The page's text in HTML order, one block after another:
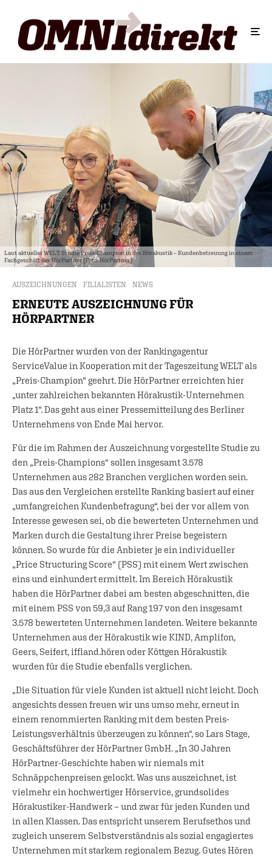
Laut aktueller WELT Studie Preis-Champion in der Hörakustik – Kundenbetreuung in einem
Fachgeschäft der HörPartner (Foto: HörPartner)
AUSZEICHNUNGEN FILIALISTEN NEWS
ERNEUTE AUSZEICHNUNG FÜR
HÖRPARTNER
Die HörPartner wurden von der Rankingagentur
ServiceValue in Kooperation mit der Tageszeitung WELT als
„Preis-Champion“ geehrt. Die HörPartner erreichten hier
„unter zahlreichen bekannten Hörakustik-Unternehmen
Platz 1“. Das geht aus einer Pressemitteilung des Berliner
Unternehmens von Ende Mai hervor.
Für die im Rahmen der Auszeichnung vorgestellte Studie zu
den „Preis-Champions“ sollen insgesamt 3.578
Unternehmen aus 282 Branchen verglichen worden sein.
Das aus den Vergleichen erstellte Ranking basiert auf einer
„umfangreichen Kundenbefragung“, bei der vor allem von
Interesse gewesen sei, ob die bewerteten Unternehmen und
Marken durch die Gestaltung ihrer Preise begeistern
können. So wurde für die Anbieter je ein individueller
„Price Structuring Score“ (PSS) mit einem Wert zwischen
eins und einhundert ermittelt. Im Bereich Hörakustik
haben die HörPartner dabei am besten abgeschnitten, die
mit einem PSS von 59,3 auf Rang 197 von den insgesamt
3.578 bewerteten Unternehmen landeten. Weitere bekannte
Unternehmen aus der Hörakustik wie KIND, Amplifon,
Geers, Seifert, iffland.hören oder Köttgen Hörakustik
wurden für die Studie ebenfalls verglichen.
„Die Situation für viele Kunden ist aktuell nicht leicht. Doch
angesichts dessen freuen wir uns umso mehr, erneut in
einem renommierten Ranking mit dem besten Preis-
Leistungsverhältnis überzeugen zu können“, so Lars Stage,
Geschäftsführer der HörPartner GmbH. „In 30 Jahren
HörPartner-Geschichte haben wir niemals mit
Schnäppchenpreisen gelockt. Was uns auszeichnet, ist
vielmehr ein hochwertiger Hörservice, grundsolides
Hörakustiker-Handwerk – und zwar für jeden Kunden und
in allen Klassen. Das entspricht unserem Berufsethos und
zugleich unserem Selbstverständnis als sozial engagiertes
Unternehmen mit starkem regionalem Bezug. Gutes Hören